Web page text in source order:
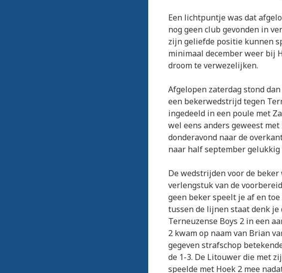
Een lichtpuntje was dat
nog geen club gevonden in
zijn geliefde positie kunnen
minimaal december weer bij
droom te verwezelijken.
Afgelopen zaterdag stond
een bekerwedstrijd tegen
ingedeeld in een poule met
wel eens anders geweest
donderavond naar de
naar half september
De wedstrijden voor de
verlengstuk van de
geen beker speelt je af en
tussen de lijnen staat denk je
Terneuzense Boys 2 in een
2 kwam op naam van Brian
gegeven strafschop
de 1-3. De Litouwer die met
speelde met Hoek 2 mee